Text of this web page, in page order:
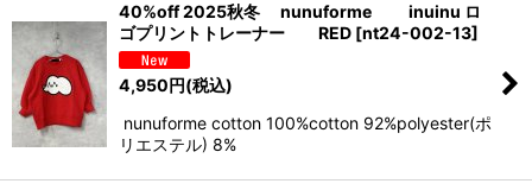
40%off 2025秋冬 nunuforme inuinu ロ
ゴプリントトレーナー RED [nt24-002-13]
4,950円(税込)
nunuforme cotton 100%cotton 92%polyester(ポ
リエステル) 8%